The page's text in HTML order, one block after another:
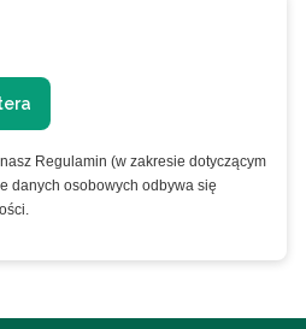
Regulamin (w zakresie dotyczącym
danych osobowych odbywa się